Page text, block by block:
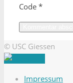
Code *
© USC Giessen
Impressum